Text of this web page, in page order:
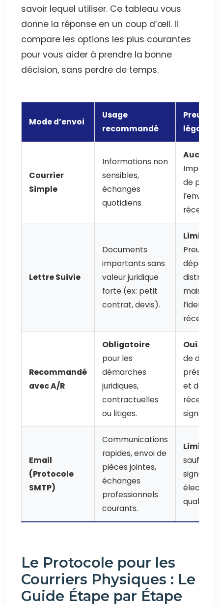
savoir lequel utiliser. Ce tableau vous
donne la réponse en un coup d’œil. Il
compare les options les plus courantes
pour vous aider à prendre la bonne
décision, sans perdre de temps.
Mode d’envoi
Usage
recommandé
Preuve
légale
Courrier
Simple
Informations non
sensibles,
échanges
quotidiens.
Aucune
de
l’envoi
Lettre Suivie
Documents
importants sans
valeur juridique
forte (ex: petit
contrat, devis).
Limitée
Preuve
dépôt et
mais pas
l’identité
Recommandé
avec A/R
Obligatoire
pour les
démarches
juridiques,
contractuelles
ou litiges.
Oui.
de
et de
signée.
Email
(Protocole
SMTP)
Communications
rapides, envoi de
pièces jointes,
échanges
professionnels
courants.
Limitée
sauf
signature
qualifiée.
Le Protocole pour les
Courriers Physiques : Le
Guide Étape par Étape